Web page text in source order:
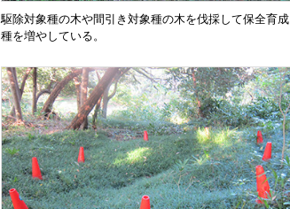
駆除対象種の木や間引き対象種の木を伐採して保全育成
種を増やしている。